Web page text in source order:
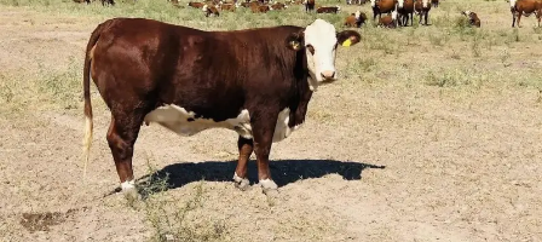
El comandante agregó que este sistema ya no solo opera
en Camargo, sino que también comenzó a
implementarse en el municipio de La Cruz, con la
finalidad de brindar un servicio de emergencias más
rápido, preciso y eficiente para la población.